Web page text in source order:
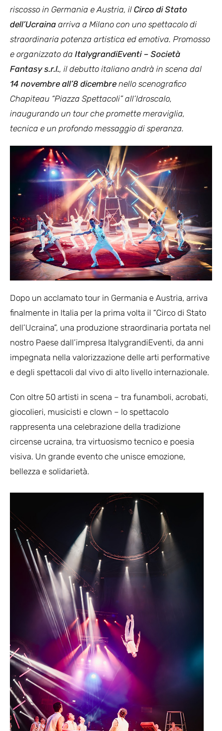
riscosso in Germania e Austria, il Circo di Stato
dell’Ucraina arriva a Milano con uno spettacolo di
straordinaria potenza artistica ed emotiva. Promosso
e organizzato da ItalygrandiEventi – Società
Fantasy s.r.l., il debutto italiano andrà in scena dal
14 novembre all’8 dicembre nello scenografico
Chapiteau “Piazza Spettacoli” all’Idroscalo,
inaugurando un tour che promette meraviglia,
tecnica e un profondo messaggio di speranza.
Dopo un acclamato tour in Germania e Austria, arriva
finalmente in Italia per la prima volta il “Circo di Stato
dell’Ucraina”, una produzione straordinaria portata nel
nostro Paese dall’impresa ItalygrandiEventi, da anni
impegnata nella valorizzazione delle arti performative
e degli spettacoli dal vivo di alto livello internazionale.
Con oltre 50 artisti in scena – tra funamboli, acrobati,
giocolieri, musicisti e clown – lo spettacolo
rappresenta una celebrazione della tradizione
circense ucraina, tra virtuosismo tecnico e poesia
visiva. Un grande evento che unisce emozione,
bellezza e solidarietà.